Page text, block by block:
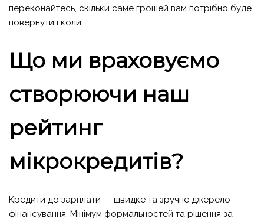
переконайтесь, скільки саме грошей вам потрібно буде
повернути і коли.
Що ми враховуємо
створюючи наш
рейтинг
мікрокредитів?
Кредити до зарплати — швидке та зручне джерело
фінансування. Мінімум формальностей та рішення за